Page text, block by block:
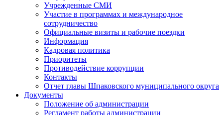
Учрежденные СМИ
Участие в программах и международное
сотрудничество
Официальные визиты и рабочие поездки
Информация
Кадровая политика
Приоритеты
Противодействие коррупции
Контакты
Отчет главы Шпаковского муниципального округа
Документы
Положение об администрации
Регламент работы администрации